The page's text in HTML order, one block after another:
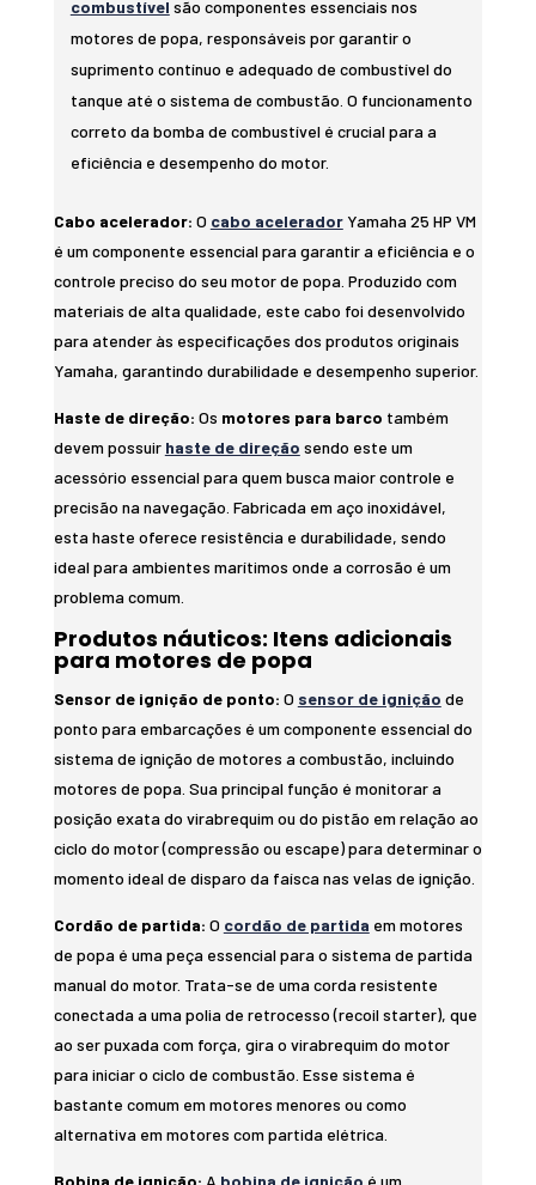
combustível são componentes essenciais nos
motores de popa, responsáveis por garantir o
suprimento contínuo e adequado de combustível do
tanque até o sistema de combustão. O funcionamento
correto da bomba de combustível é crucial para a
eficiência e desempenho do motor.
Cabo acelerador: O cabo aceleradorYamaha 25 HP VM
é um componente essencial para garantir a eficiência e o
controle preciso do seu motor de popa. Produzido com
materiais de alta qualidade, este cabo foi desenvolvido
para atender às especificações dos produtos originais
Yamaha, garantindo durabilidade e desempenho superior.
Haste de direção: Os motores para barco também
devem possuir haste de direção sendo este um
acessório essencial para quem busca maior controle e
precisão na navegação. Fabricada em aço inoxidável,
esta haste oferece resistência e durabilidade, sendo
ideal para ambientes marítimos onde a corrosão é um
problema comum.
Produtos náuticos: Itens adicionais
para motores de popa
Sensor de ignição de ponto: O sensor de ignição de
ponto para embarcações é um componente essencial do
sistema de ignição de motores a combustão, incluindo
motores de popa. Sua principal função é monitorar a
posição exata do virabrequim ou do pistão em relação ao
ciclo do motor (compressão ou escape) para determinar o
momento ideal de disparo da faísca nas velas de ignição.
Cordão de partida: O cordão de partida em motores
de popa é uma peça essencial para o sistema de partida
manual do motor. Trata-se de uma corda resistente
conectada a uma polia de retrocesso (recoil starter), que
ao ser puxada com força, gira o virabrequim do motor
para iniciar o ciclo de combustão. Esse sistema é
bastante comum em motores menores ou como
alternativa em motores com partida elétrica.
Bobina de ignição: A bobina de ignição é um